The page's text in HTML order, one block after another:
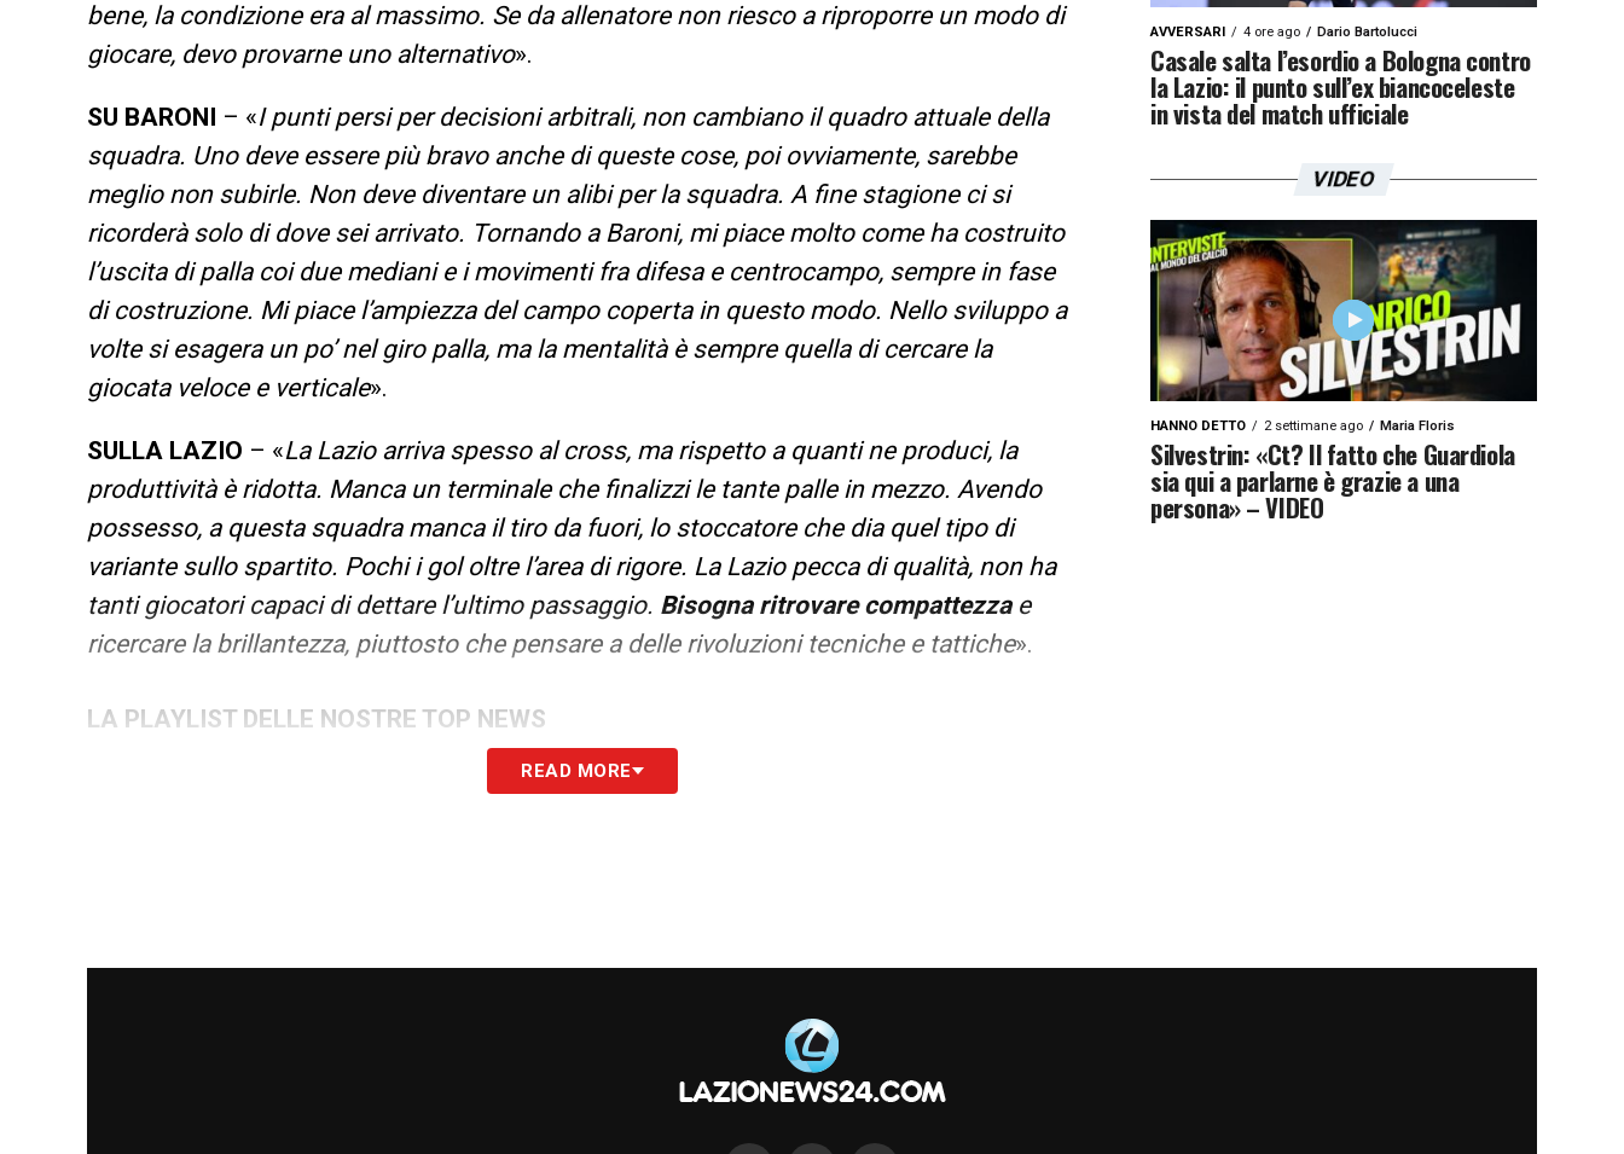
bene, la condizione era al massimo. Se da allenatore non riesco a riproporre un modo di
giocare, devo provarne uno alternativo».
SU BARONI – «I punti persi per decisioni arbitrali, non cambiano il quadro attuale della
squadra. Uno deve essere più bravo anche di queste cose, poi ovviamente, sarebbe
meglio non subirle. Non deve diventare un alibi per la squadra. A fine stagione ci si
ricorderà solo di dove sei arrivato. Tornando a Baroni, mi piace molto come ha costruito
l’uscita di palla coi due mediani e i movimenti fra difesa e centrocampo, sempre in fase
di costruzione. Mi piace l’ampiezza del campo coperta in questo modo. Nello sviluppo a
volte si esagera un po’ nel giro palla, ma la mentalità è sempre quella di cercare la
giocata veloce e verticale».
SULLA LAZIO – «La Lazio arriva spesso al cross, ma rispetto a quanti ne produci, la
produttività è ridotta. Manca un terminale che finalizzi le tante palle in mezzo. Avendo
possesso, a questa squadra manca il tiro da fuori, lo stoccatore che dia quel tipo di
variante sullo spartito. Pochi i gol oltre l’area di rigore. La Lazio pecca di qualità, non ha
tanti giocatori capaci di dettare l’ultimo passaggio. Bisogna ritrovare compattezzae
ricercare la brillantezza, piuttosto che pensare a delle rivoluzioni tecniche e tattiche».
LA PLAYLIST DELLE NOSTRE TOP NEWS
READ MORE
AVVERSARI 4 ore ago Dario Bartolucci
Casale salta l’esordio a Bologna contro
la Lazio: il punto sull’ex biancoceleste
in vista del match ufficiale
VIDEO
HANNO DETTO 2 settimane ago Maria Floris
Silvestrin: «Ct? Il fatto che Guardiola
sia qui a parlarne è grazie a una
persona» – VIDEO